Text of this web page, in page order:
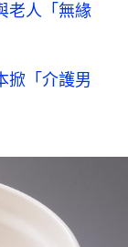
老人「無緣
掀「介護男